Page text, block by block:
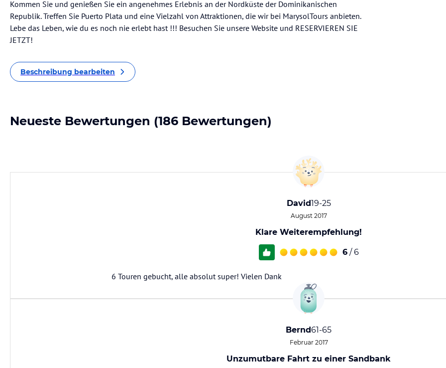
Kommen Sie und genießen Sie ein angenehmes Erlebnis an der Nordküste der Dominikanischen
Republik. Treffen Sie Puerto Plata und eine Vielzahl von Attraktionen, die wir bei MarysolTours anbieten.
Lebe das Leben, wie du es noch nie erlebt hast !!! Besuchen Sie unsere Website und RESERVIEREN SIE
JETZT!
Beschreibung bearbeiten
Neueste Bewertungen (186 Bewertungen)
David19-25
August 2017
Klare Weiterempfehlung!
6 / 6
6 Touren gebucht, alle absolut super! Vielen Dank
Bernd61-65
Februar 2017
Unzumutbare Fahrt zu einer Sandbank